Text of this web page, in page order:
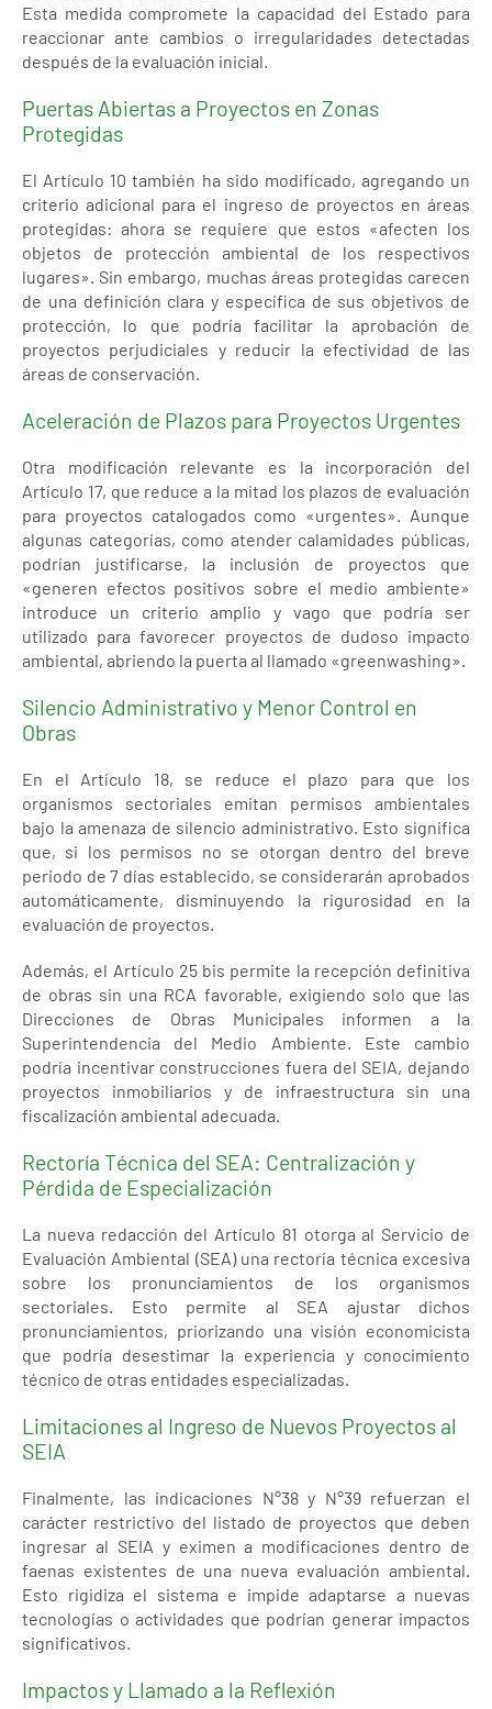
Esta medida compromete la capacidad del Estado para
reaccionar ante cambios o irregularidades detectadas
después de la evaluación inicial.
Puertas Abiertas a Proyectos en Zonas
Protegidas
El Artículo 10 también ha sido modificado, agregando un
criterio adicional para el ingreso de proyectos en áreas
protegidas: ahora se requiere que estos «afecten los
objetos de protección ambiental de los respectivos
lugares». Sin embargo, muchas áreas protegidas carecen
de una definición clara y específica de sus objetivos de
protección, lo que podría facilitar la aprobación de
proyectos perjudiciales y reducir la efectividad de las
áreas de conservación.
Aceleración de Plazos para Proyectos Urgentes
Otra modificación relevante es la incorporación del
Artículo 17, que reduce a la mitad los plazos de evaluación
para proyectos catalogados como «urgentes». Aunque
algunas categorías, como atender calamidades públicas,
podrían justificarse, la inclusión de proyectos que
«generen efectos positivos sobre el medio ambiente»
introduce un criterio amplio y vago que podría ser
utilizado para favorecer proyectos de dudoso impacto
ambiental, abriendo la puerta al llamado «greenwashing».
Silencio Administrativo y Menor Control en
Obras
En el Artículo 18, se reduce el plazo para que los
organismos sectoriales emitan permisos ambientales
bajo la amenaza de silencio administrativo. Esto significa
que, si los permisos no se otorgan dentro del breve
periodo de 7 días establecido, se considerarán aprobados
automáticamente, disminuyendo la rigurosidad en la
evaluación de proyectos.
Además, el Artículo 25 bis permite la recepción definitiva
de obras sin una RCA favorable, exigiendo solo que las
Direcciones de Obras Municipales informen a la
Superintendencia del Medio Ambiente. Este cambio
podría incentivar construcciones fuera del SEIA, dejando
proyectos inmobiliarios y de infraestructura sin una
fiscalización ambiental adecuada.
Rectoría Técnica del SEA: Centralización y
Pérdida de Especialización
La nueva redacción del Artículo 81 otorga al Servicio de
Evaluación Ambiental (SEA) una rectoría técnica excesiva
sobre los pronunciamientos de los organismos
sectoriales. Esto permite al SEA ajustar dichos
pronunciamientos, priorizando una visión economicista
que podría desestimar la experiencia y conocimiento
técnico de otras entidades especializadas.
Limitaciones al Ingreso de Nuevos Proyectos al
SEIA
Finalmente, las indicaciones N°38 y N°39 refuerzan el
carácter restrictivo del listado de proyectos que deben
ingresar al SEIA y eximen a modificaciones dentro de
faenas existentes de una nueva evaluación ambiental.
Esto rigidiza el sistema e impide adaptarse a nuevas
tecnologías o actividades que podrían generar impactos
significativos.
Impactos y Llamado a la Reflexión